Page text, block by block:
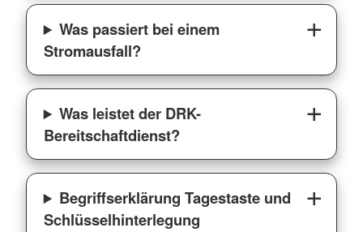
Was passiert bei einem
Stromausfall?
Was leistet der DRK-
Bereitschaftdienst?
Begriffserklärung Tagestaste und
Schlüsselhinterlegung